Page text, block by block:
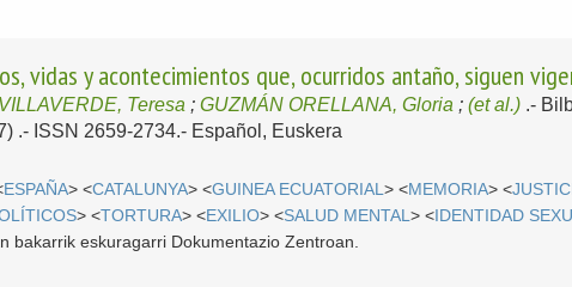
vidas y acontecimientos que, ocurridos antaño, siguen
VILLAVERDE, Teresa ;GUZMÁN ORELLANA, Gloria ;(et al.) .-
.- ISSN 2659-2734.- Español, Euskera
ESPAÑA> <CATALUNYA> <GUINEA ECUATORIAL> <MEMORIA> <
> <TORTURA> <EXILIO> <SALUD MENTAL> <IDENTIDAD
bakarrik eskuragarri Dokumentazio Zentroan.